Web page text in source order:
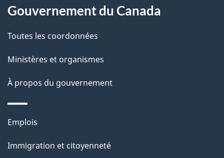
l
a
p
a
e
Gouvernement du Canada
Toutes les coordonnées
Ministères et organismes
À propos du gouvernement
Thèmes
sujets
Emplois
Immigration et citoyenneté